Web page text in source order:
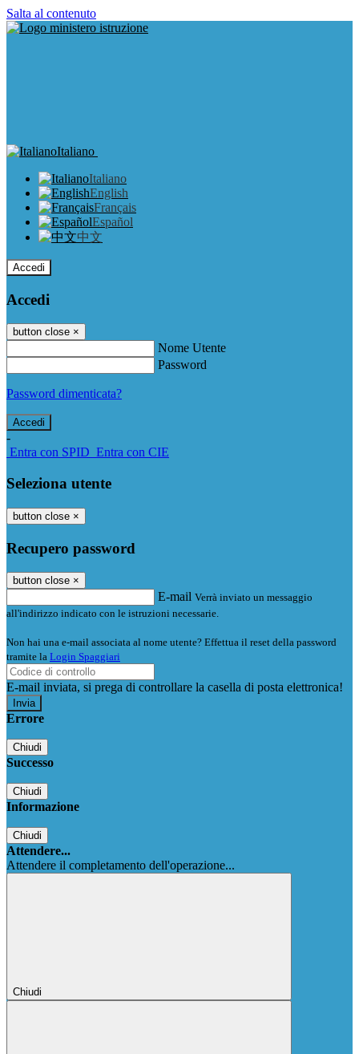
Salta al contenuto
Italiano
Italiano
English
Français
Español
中文
Accedi
Accedi
button close ×
Nome Utente
Password
Password dimenticata?
-
Entra con SPID Entra con CIE
Seleziona utente
button close ×
Recupero password
button close ×
E-mail Verrà inviato un messaggio
all'indirizzo indicato con le istruzioni necessarie.
Non hai una e-mail associata al nome utente? Effettua il reset della password
tramite la Login Spaggiari
E-mail inviata, si prega di controllare la casella di posta elettronica!
Errore
Chiudi
Successo
Chiudi
Informazione
Chiudi
Attendere...
Attendere il completamento dell'operazione...
Chiudi